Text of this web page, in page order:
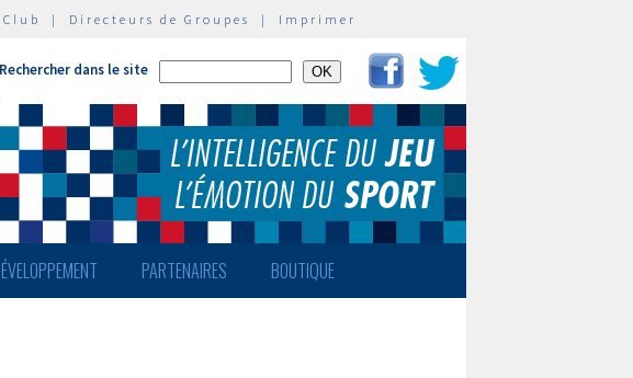
| Directeurs de Groupes | Imprimer
Rechercher dans le site
PARTENAIRES BOUTIQUE